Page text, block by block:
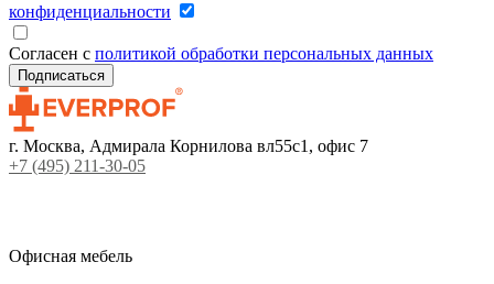
конфиденциальности
Согласен с политикой обработки персональных данных
г. Москва, Адмирала Корнилова вл55с1, офис 7
+7 (495) 211-30-05
Офисная мебель